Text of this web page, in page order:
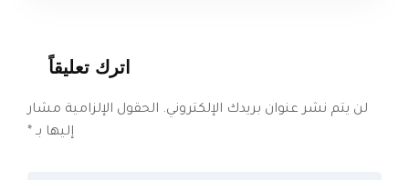
اترك تعليقاً
لن يتم نشر عنوان بريدك الإلكتروني. الحقول الإلزامية مشار
إليها بـ *